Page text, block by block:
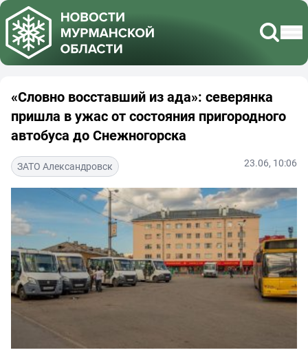
«Словно восставший из ада»: северянка
пришла в ужас от состояния пригородного
автобуса до Снежногорска
ЗАТО Александровск 23.06, 10:06